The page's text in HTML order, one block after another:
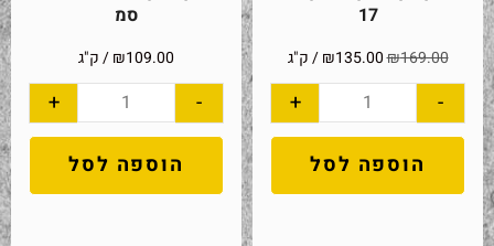
17
₪169.00
₪135.00 / ק"ג
-
+
הוספה לסל
סמ
₪109.00 / ק"ג
-
+
הוספה לסל